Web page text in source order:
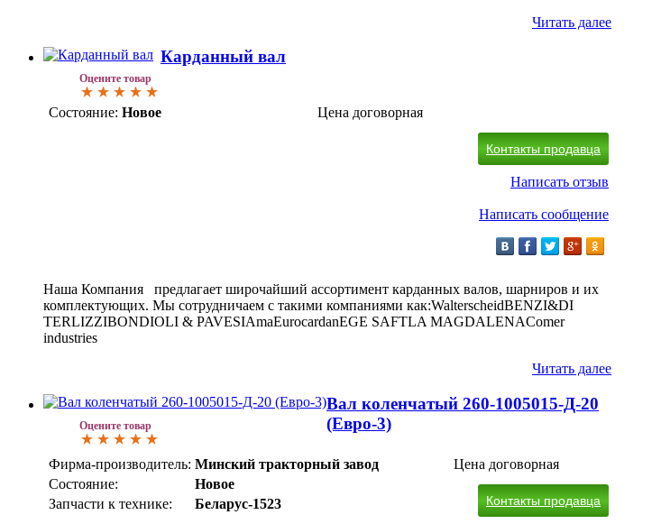
Читать далее
Оцените товар
Карданный вал
Состояние: Новое Цена договорная
Контакты продавца
Написать отзыв
Написать сообщение
Наша Компания предлагает широчайший ассортимент карданных валов, шарниров и их
комплектующих. Мы сотрудничаем с такими компаниями как:WalterscheidBENZI&DI
TERLIZZIBONDIOLI & PAVESIAmaEurocardanEGE SAFTLA MAGDALENAСomer
industries
Читать далее
Оцените товар
Вал коленчатый 260-1005015-Д-20
(Евро-3)
Фирма-производитель: Минский тракторный завод
Состояние:
Новое
Запчасти к технике:
Беларус-1523
Цена договорная
Контакты продавца